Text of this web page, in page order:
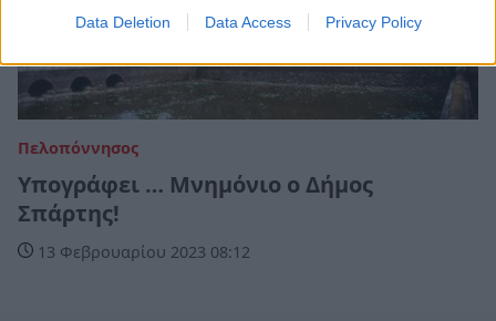
Data Deletion Data Access Privacy Policy
Πελοπόννησος
Υπογράφει … Μνημόνιο ο Δήμος
Σπάρτης!
13 Φεβρουαρίου 2023 08:12